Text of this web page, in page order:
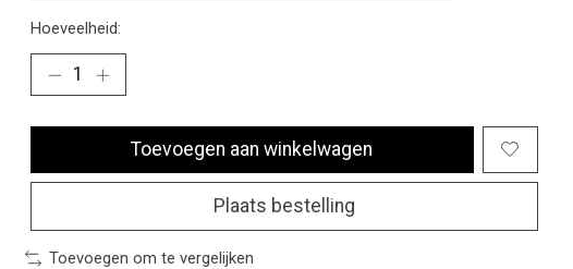
Hoeveelheid:
Toevoegen aan winkelwagen
Plaats bestelling
Toevoegen om te vergelijken